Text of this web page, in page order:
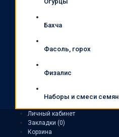
Бахча
Фасоль, горох
Физалис
Наборы и смеси семян
Личный кабинет
Закладки (0)
Корзина